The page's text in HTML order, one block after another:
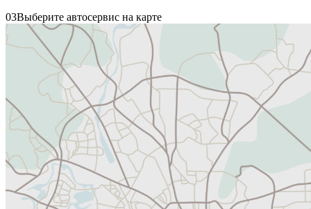
03Выберите автосервис на карте